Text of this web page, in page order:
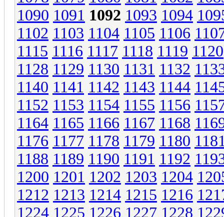
1090 1091 1092 1093 1094
1102 1103 1104 1105 1106
1115 1116 1117 1118 1119 1120
1128 1129 1130 1131 1132
1140 1141 1142 1143 1144
1152 1153 1154 1155 1156
1164 1165 1166 1167 1168
1176 1177 1178 1179 1180
1188 1189 1190 1191 1192
1200 1201 1202 1203 1204
1212 1213 1214 1215 1216
1224 1225 1226 1227 1228